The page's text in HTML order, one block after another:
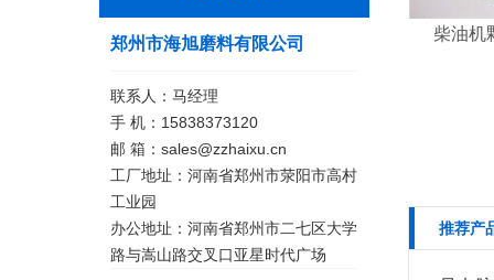
郑州市海旭磨料有限公司
联系人：马经理
手 机：15838373120
邮 箱：sales@zzhaixu.cn
工厂地址：河南省郑州市荥阳市高村
工业园
办公地址：河南省郑州市二七区大学
路与嵩山路交叉口亚星时代广场
柴油机
推荐产